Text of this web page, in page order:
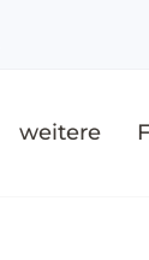
weitere